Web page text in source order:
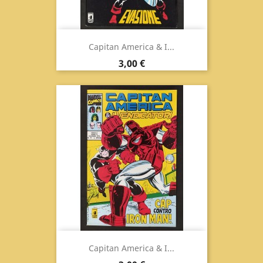
Capitan America & I...
Prezzo
3,00 €
Capitan America & I...